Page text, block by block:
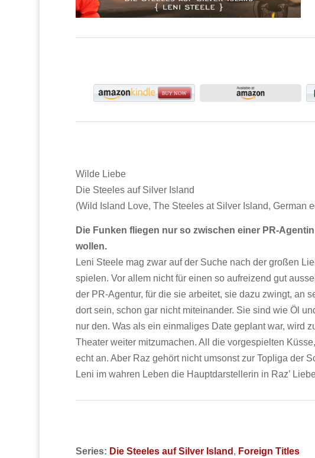
Wilde Liebe
Die Steeles auf Silver Island
(Wild Island Love, The Steeles at Silver Island, German
Die Funken fliegen nur so zwischen einer PR-
wollen.
Leni Steele mag zwar auf der Suche nach der großen
spielen. Vor allem nicht für einen so aufreizend gut
der PR-Agentur, für die sie arbeitet, sie dazu zwingt, an
dort sein, schon gar nicht miteinander. Sie sind wie Öl
nur den. Was als ein einmaliges Date geplant war, wird
Theater weiter mitzumachen. All die vorgespielten
echt an. Aber Raz gehört nicht umsonst zur Topliga der
Leni im wahren Leben die Hauptdarstellerin in Raz’
Series: Die Steeles auf Silver Island , Foreign Titles